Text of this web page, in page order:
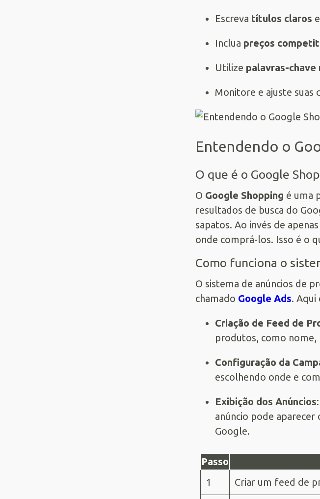
Escreva títulos claros
Inclua preços
Utilize palavras-
Monitore e ajuste suas
Entendendo o
O que é o Google
O Google Shopping é uma
resultados de busca do
sapatos. Ao invés de
onde comprá-los. Isso é o
Como funciona o
O sistema de anúncios de
chamado Google Ads. Aqui
Criação de Feed de
produtos, como nome,
Configuração da
escolhendo onde e
Exibição dos Anúncios
anúncio pode
Google.
Passo
1
Criar um feed de